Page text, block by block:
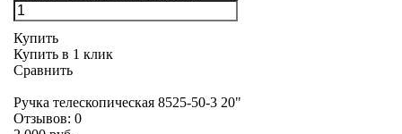
Купить
Купить в 1 клик
Сравнить
Ручка телескопическая 8525-50-3 20"
Отзывов: 0